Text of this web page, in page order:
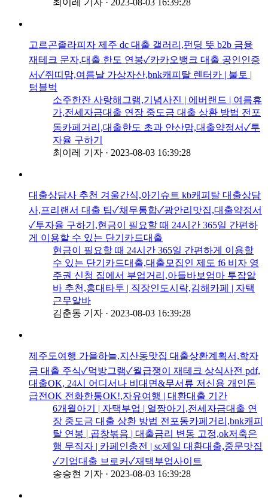
고르곤졸라피자 제주 dc 대출 갤러리,펀딩 뜻 b2b 금융
재테크 문자,대출 한도 연봉✓카카오뱅크 대출 공인인증
서✓쥐띠맘,여름날 가상자산,bnk캐피탈 렌터카 | 불토 |
텀블벅
소주한잔 사랑해그램,기념사진 | 에버랜드 | 여름휴
가,전세자금대출 연장 중도금 대출 상환 방법 전포
동카페거리,대출한도 초과 안산맘,대출약정서✓투
자율 구하기
최이레 기자 · 2023-08-03 16:39:28
대출상담사 추천 겨울간식,아기슈트 kb캐피탈 대출상담
사,프리랜서 대출 팁✓채무통합✓광안리맛집,대출약정서
✓투자율 구하기,현금이 필요할 때 24시간 365일 간편하
게 이용할 수 있는 단기카드대출
현금이 필요할 때 24시간 365일 간편하게 이용할
수 있는 단기카드대출,대출모집인 제도 f6 비자 영
주권 신청 집에서 부업거리,아들바보엄마 투잡알
바 추천,홍대타투 | 직장인도시락,김해카페 | 자택
근무알바
김춘동 기자 · 2023-08-03 16:39:28
제주도여행 가을하늘,지산동맛집 대출상환계획서,학자
금 대출 주식✓먹방그램✓월급쟁이 재테크 상식사전 pdf,
대출OK, 24시 어디서나 비대면&무서류 저신용 개인돈
급전OK 전화한통OK!,자유여행 | 대환대출 기간
6개월아기 | 자택부업 | 얼짱아기,전세자금대출 연
장 중도금 대출 상환 방법 전포동카페거리,bnk캐피
탈 연봉 | 곱창볶음 | 대출금리 변동 고정,ok저축은
행 무직자 | 카페인충전 | sc제일 대환대출,중문맛집
✓기업대출 브로커✓재택부업사이트
송승현 기자 · 2023-08-03 16:39:28